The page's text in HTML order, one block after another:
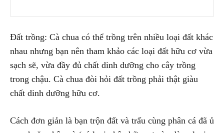
Đất trồng: Cà chua có thể trồng trên nhiều loại đất khác
nhau nhưng bạn nên tham khảo các loại đất hữu cơ vừa
sạch sẽ, vừa đầy đủ chất dinh dưỡng cho cây trồng
trong chậu. Cà chua đòi hỏi đất trồng phải thật giàu
chất dinh dưỡng hữu cơ.
Cách đơn giản là bạn trộn đất và trấu cùng phân cá đã ủ